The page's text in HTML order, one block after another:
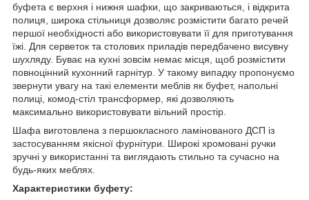
буфета є верхня і нижня шафки, що закриваються, і відкрита
полиця, широка стільниця дозволяє розмістити багато речей
першої необхідності або використовувати її для приготування
їжі. Для серветок та столових приладів передбачено висувну
шухляду. Буває на кухні зовсім немає місця, щоб розмістити
повноцінний кухонний гарнітур. У такому випадку пропонуємо
звернути увагу на такі елементи меблів як буфет, напольні
полиці, комод-стіл трансформер, які дозволяють
максимально використовувати вільний простір.
Шафа виготовлена з першокласного ламінованого ДСП із
застосуванням якісної фурнітури.
Широкі хромовані ручки
зручні у використанні та виглядають стильно та сучасно на
будь-яких меблях.
Характеристики буфету: